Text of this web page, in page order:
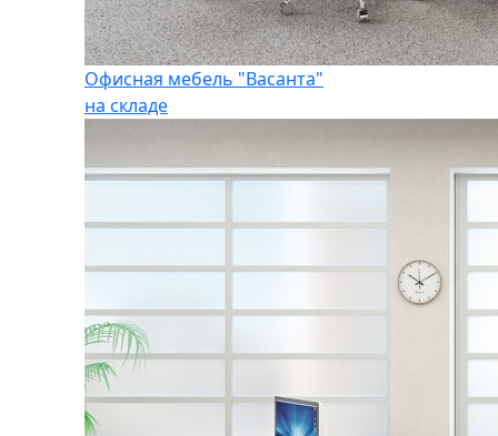
Офисная мебель "Васанта"
на складе